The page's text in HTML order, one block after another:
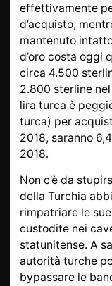
+41 (0)22 362 01 01
effettivamente
d’acquisto,
mantenuto
d’oro costa oggi
circa 4.500
2.800 sterline
lira turca è
turca) per
2018, saranno
2018.
Non c’è da
della Turchia
rimpatriare le
custodite nei
statunitense. A
autorità turche
bypassare le